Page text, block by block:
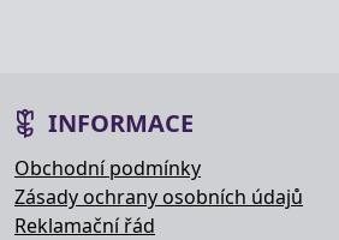
INFORMACE
Obchodní podmínky
Zásady ochrany osobních údajů
Reklamační řád